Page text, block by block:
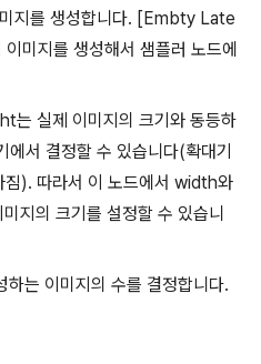
지를 생성합니다. [Embty Late
미지를 생성해서 샘플러 노드에
는 실제 이미지의 크기와 동등하
서 결정할 수 있습니다(확대기
). 따라서 이 노드에서 width와
지의 크기를 설정할 수 있습니
는 이미지의 수를 결정합니다.